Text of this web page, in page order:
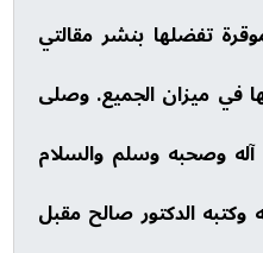
تفضلها بنشر مقالتي
في ميزان الجميع. وصلى
وصحبه وسلم والسلام
وكتبه الدكتور صالح مقبل